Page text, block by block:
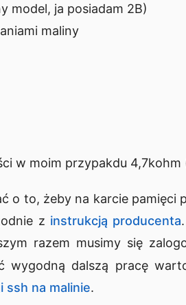
model, ja posiadam 2B)
maliny
w moim przypakdu 4,7kohm
o to, żeby na karcie pamięci
z instrukcją producenta
razem musimy się
wygodną dalszą pracę
ssh na malinie.